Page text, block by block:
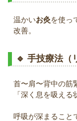
温かいお灸を使っ
改善。
🔹 手技療法（
首〜肩〜背中の筋
「深く息を吸える
呼吸が深まること